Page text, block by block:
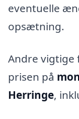
eventuelle
opsætning.
Andre vigtige
prisen på
Herringe,